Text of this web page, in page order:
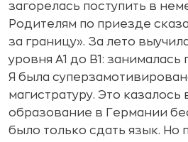
загорелась поступить в
Родителям по приезде
за границу». За лето
уровня А1 до B1: занималась
Я была
магистратуру. Это
образование в Германии
было только сдать язык. Но